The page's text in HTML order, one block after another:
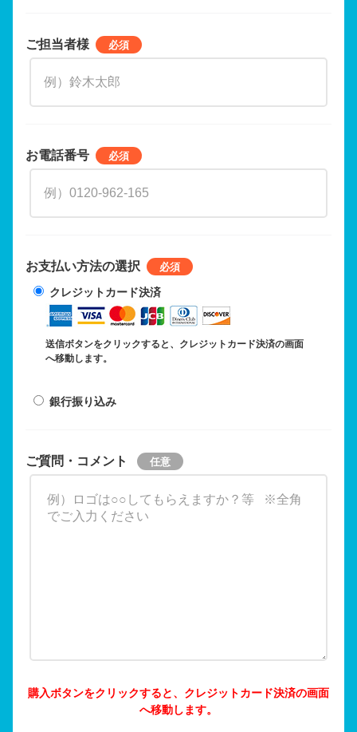
ご担当者様
お電話番号
お支払い方法の選択
クレジットカード決済
送信ボタンをクリックすると、クレジットカード決済の画面
へ移動します。
銀行振り込み
ご質問・コメント
購入ボタンをクリックすると、クレジットカード決済の画面
へ移動します。